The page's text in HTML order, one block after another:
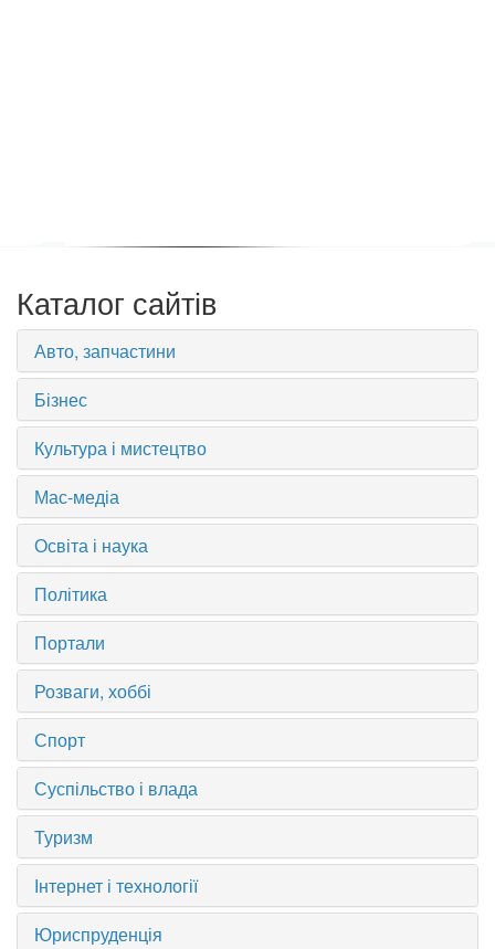
Каталог сайтів
Авто, запчастини
Бізнес
Культура і мистецтво
Мас-медіа
Освіта і наука
Політика
Портали
Розваги, хоббі
Спорт
Суспільство і влада
Туризм
Інтернет і технології
Юриспруденція